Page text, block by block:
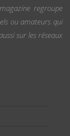
regroupe
ou amateurs qui
sur les réseaux